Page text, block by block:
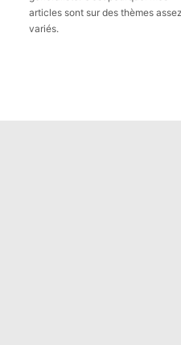
articles sont sur des thèmes assez
variés.